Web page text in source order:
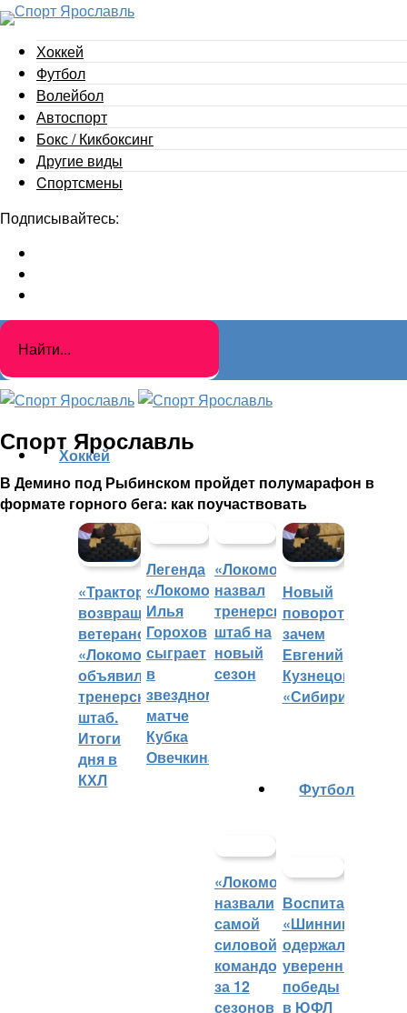
Хоккей
Футбол
Волейбол
Автоспорт
Бокс / Кикбоксинг
Другие виды
Cпортсмены
Подписывайтесь:
Спорт Ярославль
В Демино под Рыбинском пройдет полумарафон в
формате горного бега: как поучаствовать
Хоккей
«Трактор»
возвращает
ветеранов,
«Локомотив»
объявил
тренерский
штаб.
Итоги
дня в
КХЛ
Легенда
«Локомотива»
Илья
Горохов
сыграет
в
звездном
матче
Кубка
Овечкина
«Локомотив»
назвал
тренерский
штаб на
новый
сезон
Новый
поворот:
зачем
Евгений
Кузнецов
«Сибири»?
«Локомотив»
назвали
самой
силовой
командой
за 12
сезонов
Футбол
Воспитанники
«Шинника»
одержали
уверенные
победы
в ЮФЛ